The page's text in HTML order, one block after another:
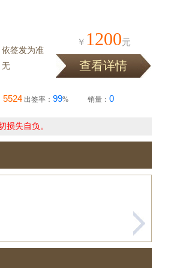
签发为准
无
￥ 1200元
查看详情
5524 出签率： 99% 销量：0
损失自负。